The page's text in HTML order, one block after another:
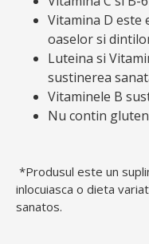
Vitamina D este
oaselor si
Luteina si
sustinerea
Vitaminele B
Nu contin
*Produsul este un
inlocuiasca o dieta
sanatos.